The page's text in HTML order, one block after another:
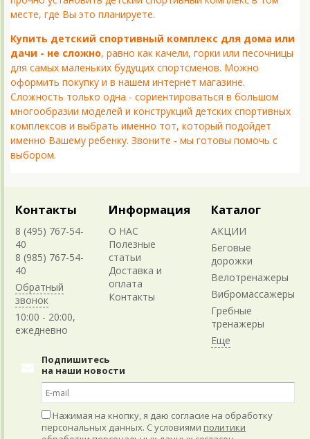
месте, где Вы это планируете.
Купить детский спортивный комплекс для дома или
дачи - не сложно, равно как качели, горки или песочницы
для самых маленьких будущих спортсменов. Можно
оформить покупку и в нашем интернет магазине.
Сложность только одна - сориентироваться в большом
многообразии моделей и конструкций детских спортивных
комплексов и выбрать именно тот, который подойдет
именно Вашему ребенку. Звоните - мы готовы помочь с
выбором.
Контакты
8 (495) 767-54-
40
8 (985) 767-54-
40
Обратный
звонок
10:00 - 20:00,
ежедневно
Информация
О НАС
Полезные
статьи
Доставка и
оплата
Контакты
Каталог
АКЦИИ
Беговые
дорожки
Велотренажеры
Вибромассажеры
Гребные
тренажеры
Подпишитесь
на наши новости
Нажимая на кнопку, я даю согласие на обработку
персональных данных. С условиями политики